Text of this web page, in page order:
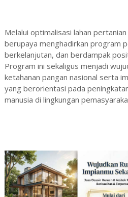
Melalui optimalisasi lahan
berupaya menghadirkan program
berkelanjutan, dan berdampak
Program ini sekaligus menjadi
ketahanan pangan nasional serta
yang berorientasi pada
manusia di lingkungan